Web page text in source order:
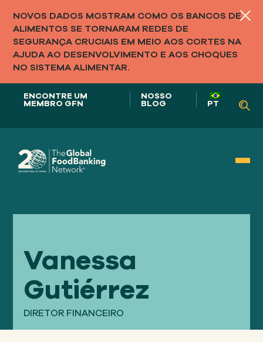
NOVOS DADOS MOSTRAM COMO OS BANCOS DE
ALIMENTOS SE TORNARAM REDES DE
SEGURANÇA CRUCIAIS EM MEIO AOS CORTES NA
AJUDA AO DESENVOLVIMENTO E AOS CHOQUES
NO SISTEMA ALIMENTAR.
ENCONTRE UM
MEMBRO GFN
NOSSO
BLOG PT
Nosso
ABORDAGEM
Nosso
IMPACTO
Vanessa
Gutiérrez
DIRETOR FINANCEIRO